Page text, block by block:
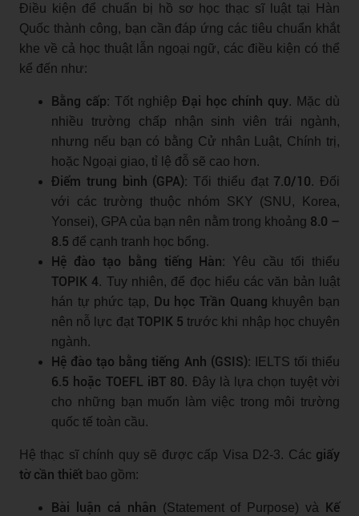
Điều kiện để chuẩn bị hồ sơ học thạc sĩ luật tại Hàn
Quốc thành công, bạn cần đáp ứng các tiêu chuẩn khắt
khe về cả học thuật lẫn ngoại ngữ, các điều kiện có thể
kể đến như:
Bằng cấp: Tốt nghiệp Đại học chính quy. Mặc dù
nhiều trường chấp nhận sinh viên trái ngành,
nhưng nếu bạn có bằng Cử nhân Luật, Chính trị,
hoặc Ngoại giao, tỉ lệ đỗ sẽ cao hơn.
Điểm trung bình (GPA): Tối thiểu đạt 7.0/10. Đối
với các trường thuộc nhóm SKY (SNU, Korea,
Yonsei), GPA của bạn nên nằm trong khoảng 8.0 –
8.5 để cạnh tranh học bổng.
Hệ đào tạo bằng tiếng Hàn: Yêu cầu tối thiểu
TOPIK 4. Tuy nhiên, để đọc hiểu các văn bản luật
hán tự phức tạp, Du học Trần Quang khuyên bạn
nên nỗ lực đạt TOPIK 5 trước khi nhập học chuyên
ngành.
Hệ đào tạo bằng tiếng Anh (GSIS): IELTS tối thiểu
6.5 hoặc TOEFL iBT 80. Đây là lựa chọn tuyệt vời
cho những bạn muốn làm việc trong môi trường
quốc tế toàn cầu.
Hệ thạc sĩ chính quy sẽ được cấp Visa D2-3. Các giấy
tờ cần thiết bao gồm:
Bài luận cá nhân (Statement of Purpose) và Kế